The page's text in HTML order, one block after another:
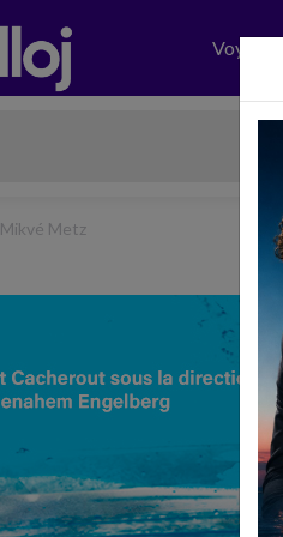
Voyages
Mikvé Metz